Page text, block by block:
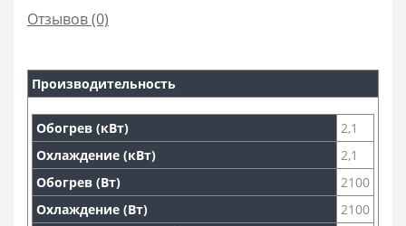
Отзывов (0)
Производительность
Обогрев (кВт)
2,1
Охлаждение (кВт)
2,1
Обогрев (Вт)
2100
Охлаждение (Вт)
2100